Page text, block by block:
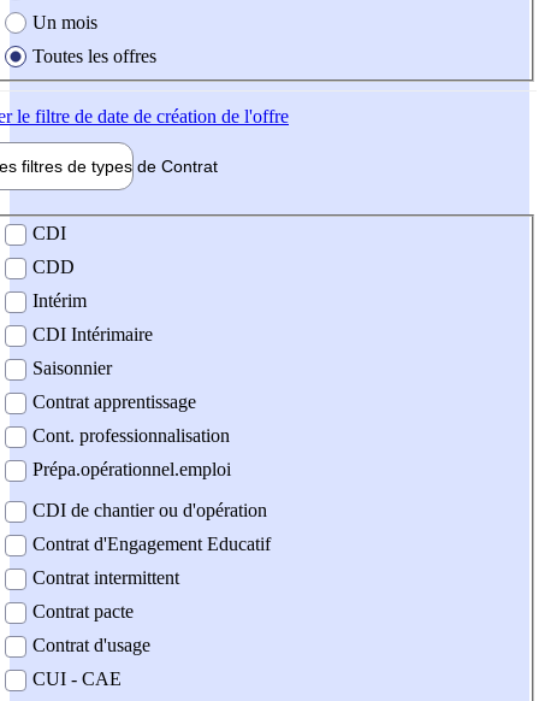
Un mois
Toutes les offres
le filtre de date de création de l'offre
filtres de types de Contrat
contrat
CDI
CDD
Intérim
CDI Intérimaire
Saisonnier
Contrat apprentissage
Cont. professionnalisation
Prépa.opérationnel.emploi
CDI de chantier ou d'opération
Contrat d'Engagement Educatif
Contrat intermittent
Contrat pacte
Contrat d'usage
CUI - CAE